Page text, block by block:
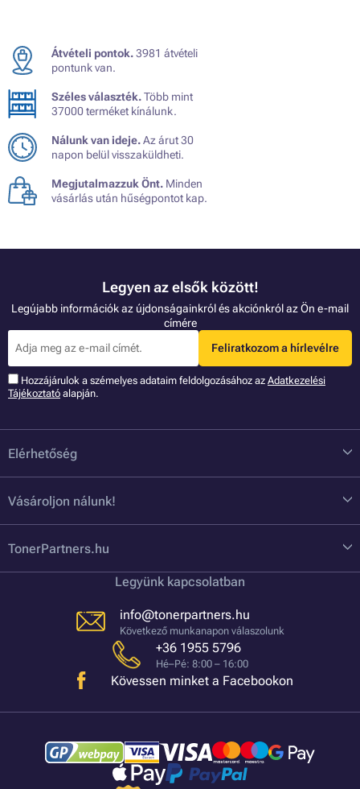
Átvételi pontok.3981 átvételi
pontunk van.
Széles választék.Több mint
37000 terméket kínálunk.
Nálunk van ideje.Az árut 30
napon belül visszaküldheti.
Megjutalmazzuk Önt. Minden
vásárlás után hűségpontot kap.
Legyen az elsők között!
Legújabb információk az újdonságainkról és akciónkról az Ön e-mail
címére
Feliratkozom a hírlevélre
Hozzájárulok a szémelyes adataim feldolgozásához az Adatkezelési
Tájékoztató alapján.
Elérhetőség
Vásároljon nálunk!
TonerPartners.hu
Legyünk kapcsolatban
info@tonerpartners.hu
Következő munkanapon válaszolunk
+36 1955 5796
Hé–Pé: 8:00 – 16:00
Kövessen minket a Facebookon